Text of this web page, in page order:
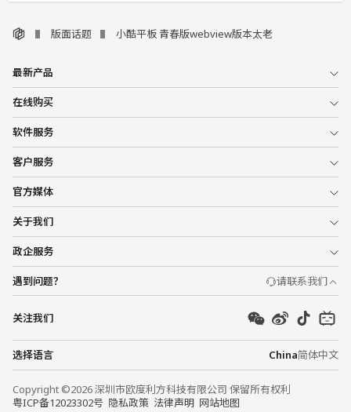
版面话题 小酷平板 青春版webview版本太老
最新产品
在线购买
软件服务
客户服务
官方媒体
关于我们
政企服务
遇到问题？ 请联系我们
关注我们
选择语言 China简体中文
Copyright ©2026 深圳市欧度利方科技有限公司 保留所有权利
粤ICP备12023302号 隐私政策 法律声明 网站地图